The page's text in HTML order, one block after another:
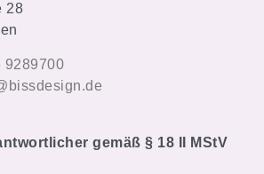
28
9289700
gemäß § 18 II MStV